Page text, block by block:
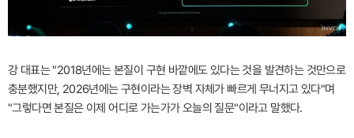
강 대표는 "2018년에는 본질이 구현 바깥에도 있다는 것을 발견하는 것만으로
충분했지만, 2026년에는 구현이라는 장벽 자체가 빠르게 무너지고 있다"며
"그렇다면 본질은 이제 어디로 가는가가 오늘의 질문"이라고 말했다.